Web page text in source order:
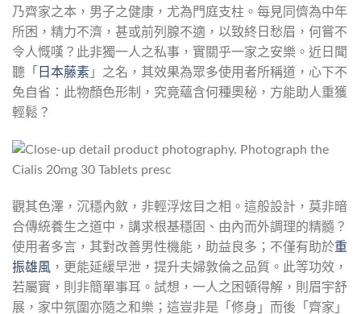
乃齊家之本，男子之健康，尤為門庭支柱。每見同儕為中年
所困，精力不濟，甚或前列腺不適，以致終日愁眉，何嘗不
令人慨嘆？此非獨一人之私事，實關乎一家之安樂。近日聞
聽「 日本藤素 」之名，其效果為眾多使用者所稱道，心下不
免自省：此物顏色形制，究竟蘊含何種奧秘，方能助人重獲
輕鬆？
觀其色澤，沉穩內斂，非輕浮炫目之相。這般設計，莫非暗
合傳統養生之道中，講求根基穩固、由內而外調理的精髓？
使用者多言，其對改善男性機能，助益良多；不僅有助於重
振雄風 ，更能延緩早泄，提升夫婦敦倫之品質。此等功效，
若屬實，則非簡單事耳。試想，一人之困頓得解，則眉宇舒
展，家中氛圍亦隨之和樂；這豈非是「修身」而後「齊家」